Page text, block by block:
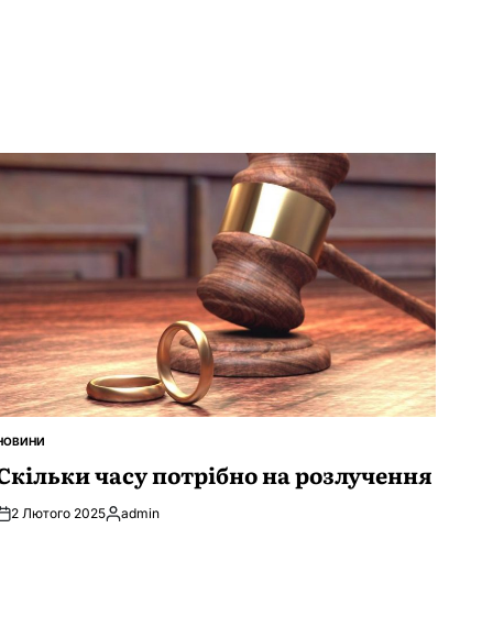
часу потрібно на розлучення
2 Лютого 2025Опубліковано
admin